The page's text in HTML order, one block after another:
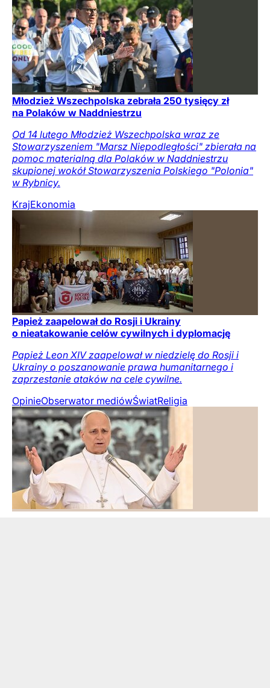
Młodzież Wszechpolska zebrała 250 tysięcy zł
na Polaków w Naddniestrzu
Od 14 lutego Młodzież Wszechpolska wraz ze
Stowarzyszeniem "Marsz Niepodległości" zbierała na
pomoc materialną dla Polaków w Naddniestrzu
skupionej wokół Stowarzyszenia Polskiego "Polonia"
w Rybnicy.
KrajEkonomia
Papież zaapelował do Rosji i Ukrainy
o nieatakowanie celów cywilnych i dyplomację
Papież Leon XIV zaapelował w niedzielę do Rosji i
Ukrainy o poszanowanie prawa humanitarnego i
zaprzestanie ataków na cele cywilne.
OpinieObserwator mediówŚwiatReligia